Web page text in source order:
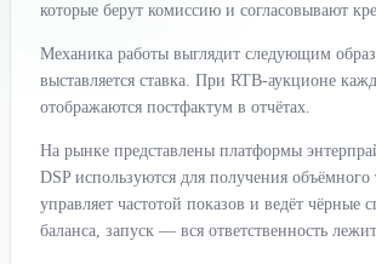
которые берут комиссию и согласовывают
Механика работы выглядит следующим
выставляется ставка. При RTB-аукционе
отображаются постфактум в отчётах.
На рынке представлены платформы
DSP используются для получения
управляет частотой показов и ведёт
баланса, запуск — вся ответственность